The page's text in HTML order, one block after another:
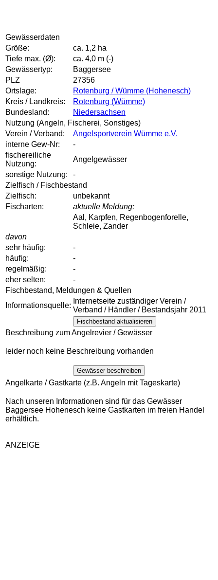
Gewässerdaten
Größe:
ca. 1,2 ha
Tiefe max. (Ø):
ca. 4,0 m (-)
Gewässertyp:
Baggersee
PLZ
27356
Ortslage:
Rotenburg / Wümme (Hohenesch)
Kreis / Landkreis:
Rotenburg (Wümme)
Bundesland:
Niedersachsen
Nutzung (Angeln, Fischerei, Sonstiges)
Verein / Verband:
Angelsportverein Wümme e.V.
interne Gew-Nr:
-
fischereiliche
Nutzung:
Angelgewässer
sonstige Nutzung:
-
Zielfisch / Fischbestand
Zielfisch:
unbekannt
Fischarten:
aktuelle Meldung:
Aal, Karpfen, Regenbogenforelle,
Schleie, Zander
davon
sehr häufig:
-
häufig:
-
regelmäßig:
-
eher selten:
-
Fischbestand, Meldungen & Quellen
Informationsquelle:
Internetseite zuständiger Verein /
Verband / Händler / Bestandsjahr 2011
Fischbestand aktualisieren
Beschreibung zum Angelrevier / Gewässer
leider noch keine Beschreibung vorhanden
Gewässer beschreiben
Angelkarte / Gastkarte (z.B. Angeln mit Tageskarte)
Nach unseren Informationen sind für das Gewässer
Baggersee Hohenesch keine Gastkarten im freien Handel
erhältlich.
ANZEIGE